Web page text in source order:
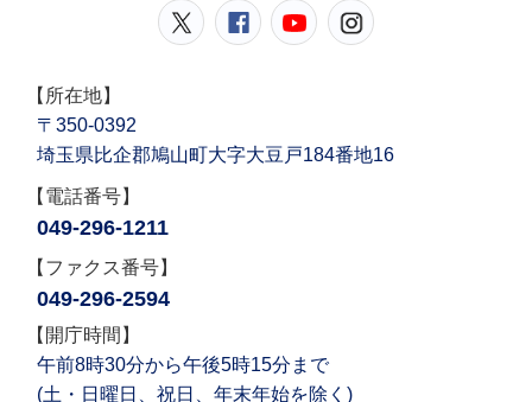
鳩山町公式Twitter
鳩山町公式Facebook
鳩山町公式
【所在地】
〒350-0392
埼玉県比企郡鳩山町大字大豆戸184番地16
【電話番号】
049-296-1211
【ファクス番号】
049-296-2594
【開庁時間】
午前8時30分から午後5時15分まで
(土・日曜日、祝日、年末年始を除く)